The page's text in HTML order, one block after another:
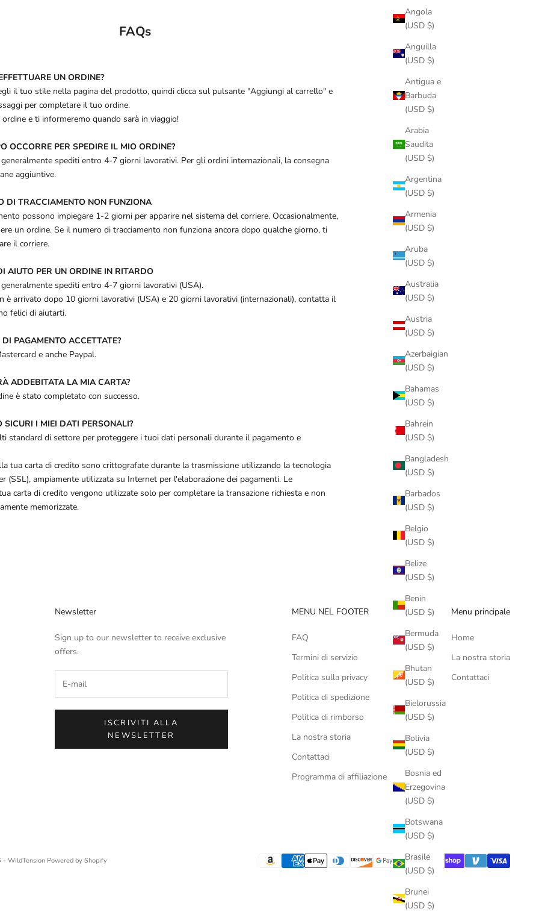
Angola
(USD $)
Anguilla
(USD $)
Antigua e
Barbuda
(USD $)
Arabia
Saudita
(USD $)
Argentina
(USD $)
Armenia
(USD $)
Aruba
(USD $)
Australia
(USD $)
Austria
(USD $)
Azerbaigian
(USD $)
Bahamas
(USD $)
Bahrein
(USD $)
Bangladesh
(USD $)
Barbados
(USD $)
Belgio
(USD $)
Belize
(USD $)
Benin
(USD $)
Bermuda
(USD $)
Bhutan
(USD $)
Bielorussia
(USD $)
Bolivia
(USD $)
Bosnia ed
Erzegovina
(USD $)
Botswana
(USD $)
Brasile
(USD $)
Brunei
(USD $)
FAQs
UN ORDINE?
il tuo stile nella pagina del prodotto, quindi clicca sul pulsante "Aggiungi al carrello" e
per completare il tuo ordine.
e ti informeremo quando sarà in viaggio!
OCCORRE PER SPEDIRE IL MIO ORDINE?
spediti entro 4-7 giorni lavorativi. Per gli ordini internazionali, la consegna
aggiuntive.
DI TRACCIAMENTO NON FUNZIONA
possono impiegare 1-2 giorni per apparire nel sistema del corriere. Occasionalmente,
un ordine. Se il numero di tracciamento non funziona ancora dopo qualche giorno, ti
il corriere.
AIUTO PER UN ORDINE IN RITARDO
spediti entro 4-7 giorni lavorativi (USA).
è arrivato dopo 10 giorni lavorativi (USA) e 20 giorni lavorativi (internazionali), contatta il
felici di aiutarti.
PAGAMENTO ACCETTATE?
e anche Paypal.
ADDEBITATA LA MIA CARTA?
è stato completato con successo.
SICURI I MIEI DATI PERSONALI?
standard di settore per proteggere i tuoi dati personali durante il pagamento e
tua carta di credito sono crittografate durante la trasmissione utilizzando la tecnologia
(SSL), ampiamente utilizzata su Internet per l'elaborazione dei pagamenti. Le
carta di credito vengono utilizzate solo per completare la transazione richiesta e non
memorizzate.
Newsletter
Sign up to our newsletter to receive exclusive
offers.
ISCRIVITI ALLA
NEWSLETTER
MENU NEL FOOTER
FAQ
Termini di servizio
Politica sulla privacy
Politica di spedizione
Politica di rimborso
La nostra storia
Contattaci
Programma di affiliazione
Menu principale
Home
La nostra storia
Contattaci
WildTension Powered by Shopify